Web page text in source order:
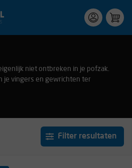
niet ontbreken in je pofzak.
je vingers en gewrichten ter
naar de breedte van de tape. Smalle
Filter resultaten